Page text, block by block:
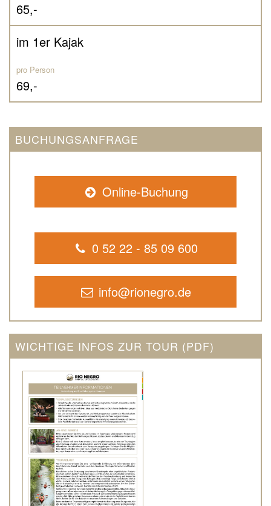
65,-
im 1er Kajak
pro Person
69,-
BUCHUNGSANFRAGE
Online-Buchung
0 52 22 - 85 09 600
info@rionegro.de
WICHTIGE INFOS ZUR TOUR (PDF)